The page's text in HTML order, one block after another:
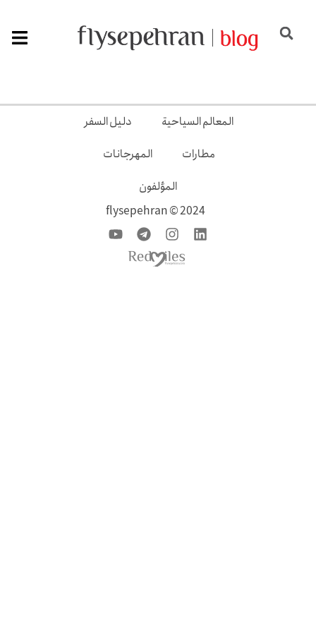
المعالم السياحية
دليل السفر
مطارات
المهرجانات
المؤلفون
2024 © flysepehran